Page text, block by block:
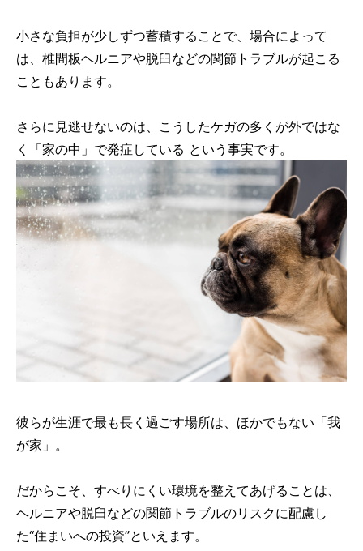
小さな負担が少しずつ蓄積することで、場合によって
は、椎間板ヘルニアや脱臼などの関節トラブルが起こる
こともあります。
さらに見逃せないのは、こうしたケガの多くが外ではな
く「家の中」で発症している という事実です。
彼らが生涯で最も長く過ごす場所は、ほかでもない「我
が家」。
だからこそ、すべりにくい環境を整えてあげることは、
ヘルニアや脱臼などの関節トラブルのリスクに配慮し
た“住まいへの投資”といえます。